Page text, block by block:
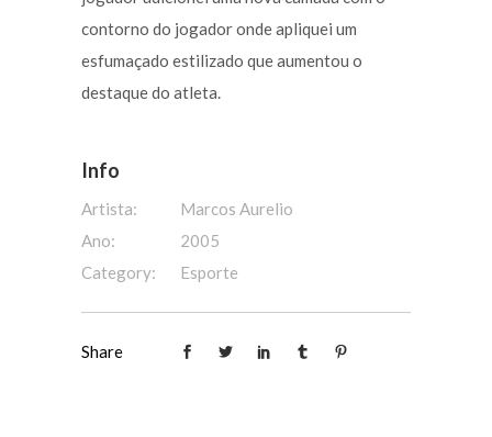
contorno do jogador onde apliquei um
esfumaçado estilizado que aumentou o
destaque do atleta.
Info
Artista:
Marcos Aurelio
Ano:
2005
Category:
Esporte
Share